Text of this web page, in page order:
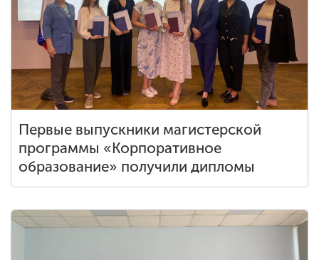
Первые выпускники магистерской
программы «Корпоративное
образование» получили дипломы